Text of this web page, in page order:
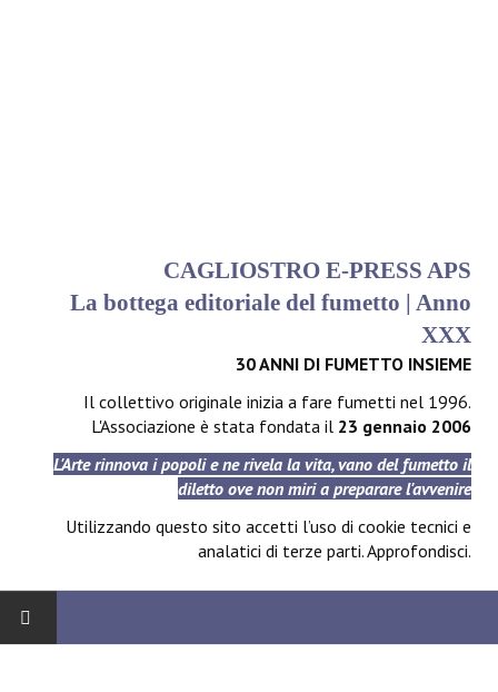
CAGLIOSTRO E-PRESS APS
La bottega editoriale del fumetto | Anno
XXX
30 ANNI DI FUMETTO INSIEME
Il collettivo originale inizia a fare fumetti nel 1996.
L'Associazione è stata fondata il 23 gennaio 2006
L'Arte rinnova i popoli e ne rivela la vita, vano del fumetto il
diletto ove non miri a preparare l'avvenire
Utilizzando questo sito accetti l’uso di cookie tecnici e
analatici di terze parti.Approfondisci.